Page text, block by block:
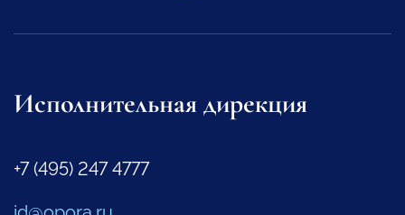
Исполнительная дирекция
+7 (495) 247 4777